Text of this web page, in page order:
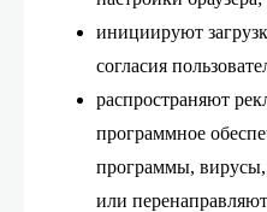
инициируют
согласия
распространяют
программное
программы, вирусы,
или